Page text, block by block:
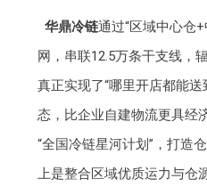
华鼎冷链通过“区域中心仓
网，串联12.5万条干支线，
真正实现了“哪里开店都能
态，比企业自建物流更具经
“全国冷链星河计划”，打造
上是整合区域优质运力与仓